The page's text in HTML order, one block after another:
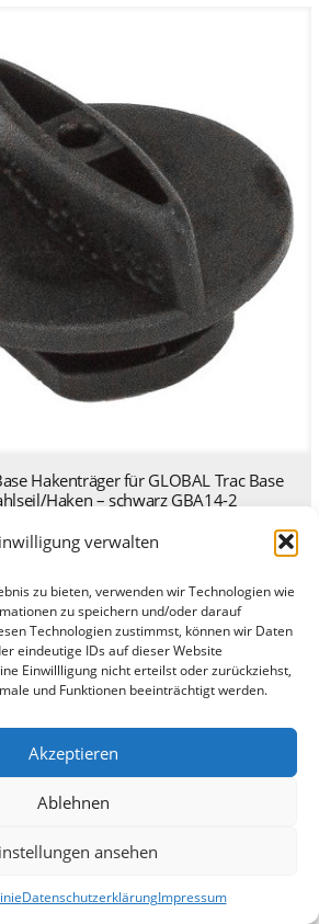
verwalten
zu bieten, verwenden wir Technologien wie
zu speichern und/oder darauf
Technologien zustimmst, können wir Daten
eindeutige IDs auf dieser Website
Einwillligung nicht erteilst oder zurückziehst,
und Funktionen beeinträchtigt werden.
Akzeptieren
Ablehnen
ansehen
DatenschutzerklärungImpressum
Hakenträger für GLOBAL Trac Base
Haken – schwarz GBA14-2
1,31€inkl. MwSt
Produktdetails ansehen